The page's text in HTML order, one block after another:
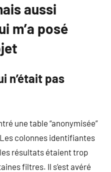
aussi
m’a posé
n’était pas
une table “anonymisée”
colonnes identifiantes
résultats étaient trop
filtres. Il s’est avéré